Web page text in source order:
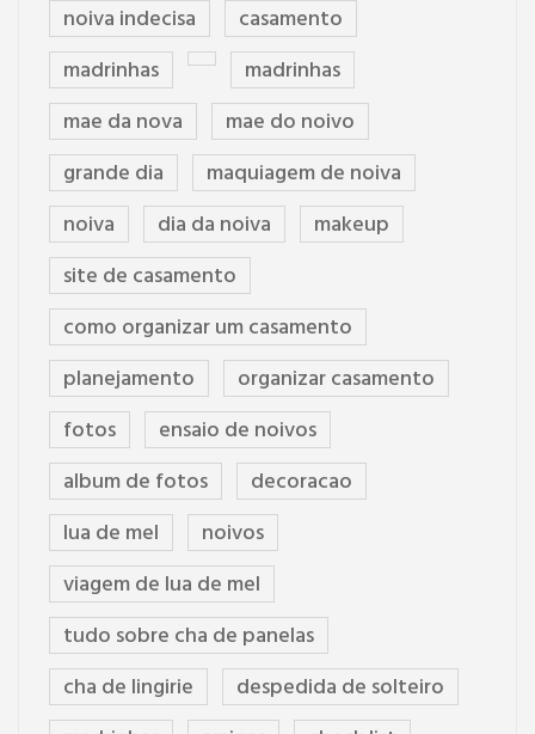
noiva indecisa
casamento
madrinhas
madrinhas
mae da nova
mae do noivo
grande dia
maquiagem de noiva
noiva
dia da noiva
makeup
site de casamento
como organizar um casamento
planejamento
organizar casamento
fotos
ensaio de noivos
album de fotos
decoracao
lua de mel
noivos
viagem de lua de mel
tudo sobre cha de panelas
cha de lingirie
despedida de solteiro